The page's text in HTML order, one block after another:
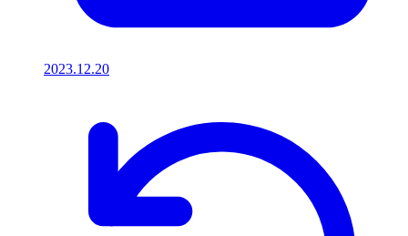
2023.12.20